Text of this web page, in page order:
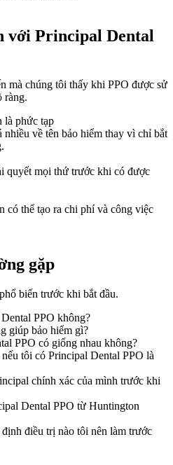
với Principal Dental
mà chúng tôi thấy khi PPO được sử
ràng.
là phức tạp
nhiều về tên bảo hiểm thay vì chỉ bắt
quyết mọi thứ trước khi có được
có thể tạo ra chi phí và công việc
gặp
biến trước khi bắt đầu.
PPO không?
giúp bảo hiểm gì?
PPO có giống nhau không?
tôi có Principal Dental PPO là
chính xác của mình trước khi
Dental PPO từ Huntington
điều trị nào tôi nên làm trước